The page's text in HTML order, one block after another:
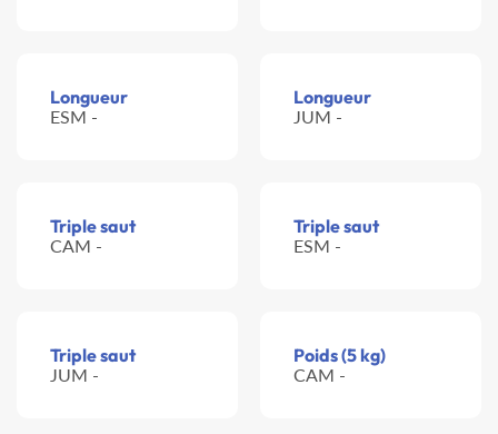
Longueur
ESM -
Longueur
JUM -
Triple saut
CAM -
Triple saut
ESM -
Triple saut
JUM -
Poids (5 kg)
CAM -